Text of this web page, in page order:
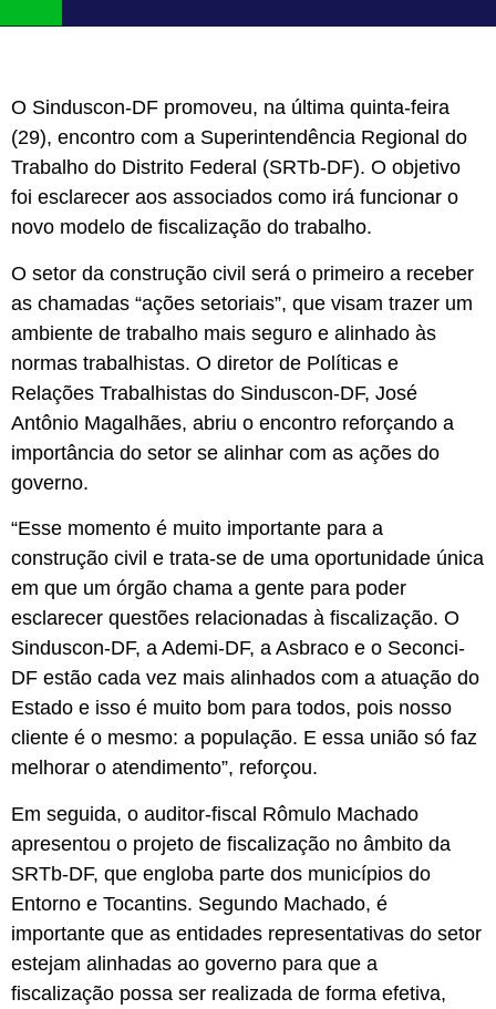
O Sinduscon-DF promoveu, na última quinta-feira
(29), encontro com a Superintendência Regional do
Trabalho do Distrito Federal (SRTb-DF). O objetivo
foi esclarecer aos associados como irá funcionar o
novo modelo de fiscalização do trabalho.
O setor da construção civil será o primeiro a receber
as chamadas “ações setoriais”, que visam trazer um
ambiente de trabalho mais seguro e alinhado às
normas trabalhistas. O diretor de Políticas e
Relações Trabalhistas do Sinduscon-DF, José
Antônio Magalhães, abriu o encontro reforçando a
importância do setor se alinhar com as ações do
governo.
“Esse momento é muito importante para a
construção civil e trata-se de uma oportunidade única
em que um órgão chama a gente para poder
esclarecer questões relacionadas à fiscalização. O
Sinduscon-DF, a Ademi-DF, a Asbraco e o Seconci-
DF estão cada vez mais alinhados com a atuação do
Estado e isso é muito bom para todos, pois nosso
cliente é o mesmo: a população. E essa união só faz
melhorar o atendimento”, reforçou.
Em seguida, o auditor-fiscal Rômulo Machado
apresentou o projeto de fiscalização no âmbito da
SRTb-DF, que engloba parte dos municípios do
Entorno e Tocantins. Segundo Machado, é
importante que as entidades representativas do setor
estejam alinhadas ao governo para que a
fiscalização possa ser realizada de forma efetiva,